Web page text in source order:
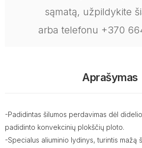
sąmatą, užpildykite
arba telefonu +370
Aprašymas
-Padidintas šilumos perdavimas dėl
padidinto konvekcinių plokščių ploto.
-Specialus aliuminio lydinys, turintis mažą